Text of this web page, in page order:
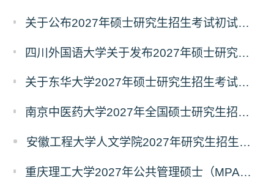
关于公布2027年硕士研究生招生考试初试自命题科目考试大纲的通知
四川外国语大学关于发布2027年硕士研究生招生考试自命题科目大纲的公告
关于东华大学2027年硕士研究生招生考试（初试）招生目录拟调整公告（一）
南京中医药大学2027年全国硕士研究生招生考试初试自命题科目考试内容及参考书目
安徽工程大学人文学院2027年研究生招生简章
重庆理工大学2027年公共管理硕士（MPA）专业学位研究生（双证）报考